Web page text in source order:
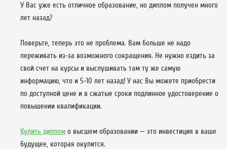
У Вас уже есть отличное образование, но диплом получен много
лет назад?
Поверьте, теперь это не проблема. Вам больше не надо
переживать из-за возможного сокращения. Не нужно ездить за
свой счет на курсы и выслушивать там ту же самую
информацию, что и 5-10 лет назад! У нас Вы можете приобрести
по доступной цене и в сжатые сроки подлинное удостоверение о
повышении квалификации.
Купить диплом о высшем образовании — это инвестиция в ваше
будущее, которая окупится.